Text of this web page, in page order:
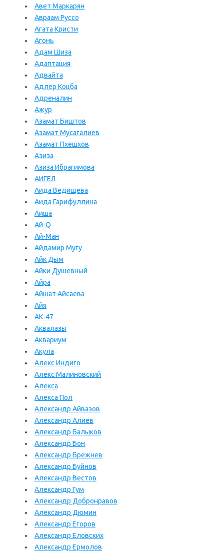
Авет Маркарян
Авраам Руссо
Агата Кристи
Агонь
Адам Шиза
Адаптация
Адвайта
Адлер Коцба
Адреналин
Ажур
Азамат Биштов
Азамат Мусагалиев
Азамат Пхешхов
Азиза
Азиза Ибрагимова
АИГЕЛ
Аида Ведищева
Аида Гарифуллина
Аиша
Ай-Q
Ай-Ман
Айдамир Мугу
Айк Дым
Айки Душевный
Айра
Айшат Айсаева
Айя
АК-47
Аквалазы
Аквариум
Акула
Алекс Индиго
Алекс Малиновский
Алекса
Алекса Пол
Александр Айвазов
Александр Алиев
Александр Балыков
Александр Бон
Александр Брежнев
Александр Буйнов
Александр Вестов
Александр Гум
Александр Добронравов
Александр Дюмин
Александр Егоров
Александр Еловских
Александр Ермолов